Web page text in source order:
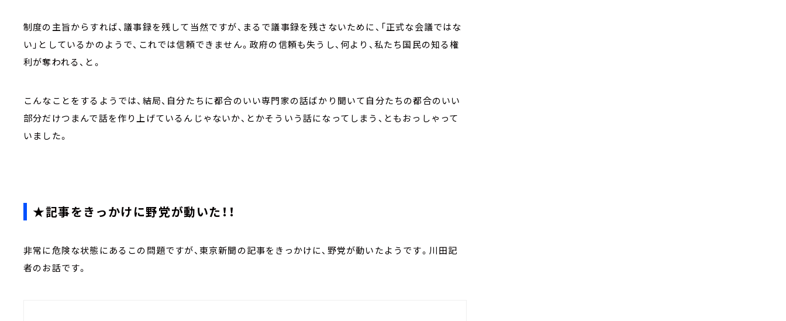
制度の主旨からすれば、議事録を残して当然ですが、まるで議事録を残さないために、「正式な会議ではな
い」としているかのようで、これでは信頼できません。政府の信頼も失うし、何より、私たち国民の知る権
利が奪われる、と。
こんなことをするようでは、結局、自分たちに都合のいい専門家の話ばかり聞いて自分たちの都合のいい
部分だけつまんで話を作り上げているんじゃないか、とかそういう話になってしまう、ともおっしゃって
いました。
★記事をきっかけに野党が動いた！！
非常に危険な状態にあるこの問題ですが、東京新聞の記事をきっかけに、野党が動いたようです。川田記
者のお話です。